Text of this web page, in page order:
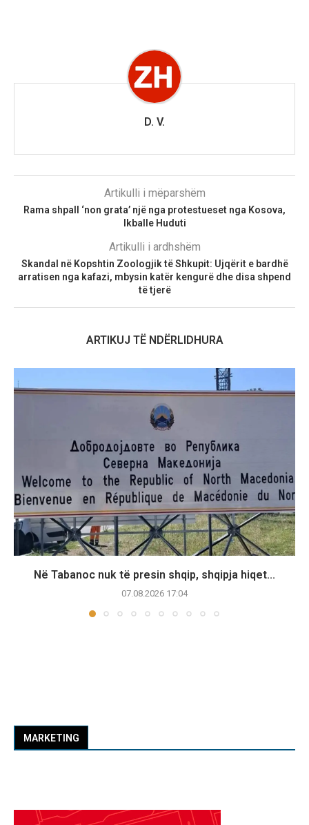
D. V.
Artikulli i mëparshëm
Rama shpall ‘non grata’ një nga protestueset nga Kosova,
Ikballe Huduti
Artikulli i ardhshëm
Skandal në Kopshtin Zoologjik të Shkupit: Ujqërit e bardhë
arratisen nga kafazi, mbysin katër kengurë dhe disa shpend
të tjerë
ARTIKUJ TË NDËRLIDHURA
Në Tabanoc nuk të presin shqip, shqipja hiqet...
07.08.2026 17:04
MARKETING